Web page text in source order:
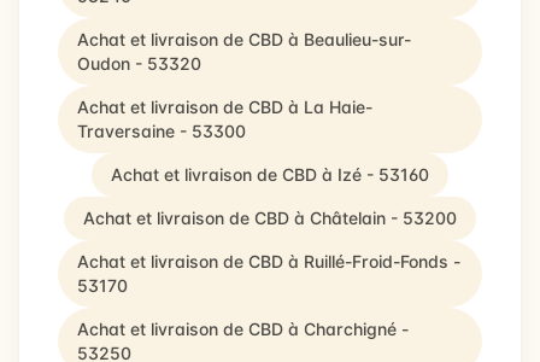
Achat et livraison de CBD à Beaulieu-sur-
Oudon - 53320
Achat et livraison de CBD à La Haie-
Traversaine - 53300
Achat et livraison de CBD à Izé - 53160
Achat et livraison de CBD à Châtelain - 53200
Achat et livraison de CBD à Ruillé-Froid-Fonds -
53170
Achat et livraison de CBD à Charchigné -
53250